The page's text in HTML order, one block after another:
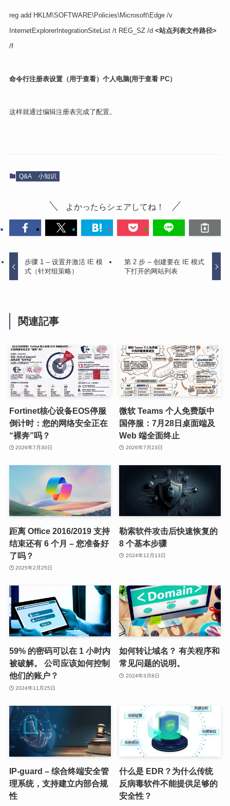
reg add HKLM\SOFTWARE\Policies\Microsoft\Edge /v
InternetExplorerIntegrationSiteList /t REG_SZ /d <站点列表文件路径>
/f
命令行注册表设置（用于查看） 个人电脑(用于查看 PC）
这样就通过编辑注册表完成了配置。
Q&A 小知识
よかったらシェアしてね！
步骤 1 -- 设置并激活 IE 模
式（针对组策略）
第 2 步 -- 创建要在 IE 模式
下打开的网站列表
関連記事
Fortinet核心设备EOS停服
倒计时：您的网络安全正在
“裸奔”吗？
2026年7月30日
微软 Teams 个人免费版中
国停服：7月28日桌面端及
Web 端全面终止
2026年7月23日
距离 Office 2016/2019 支持
结束还有 6 个月 – 您准备好
了吗？
2025年2月25日
勒索软件攻击后快速恢复的
8 个基本步骤
2024年12月13日
59% 的密码可以在 1 小时内
被破解。 公司应该如何控制
他们的账户？
2024年11月25日
如何转让域名？ 有关程序和
常见问题的说明。
2024年3月8日
IP-guard – 综合终端安全管
理系统，支持建立内部合规
性
什么是 EDR？为什么传统
反病毒软件不能提供足够的
安全性？